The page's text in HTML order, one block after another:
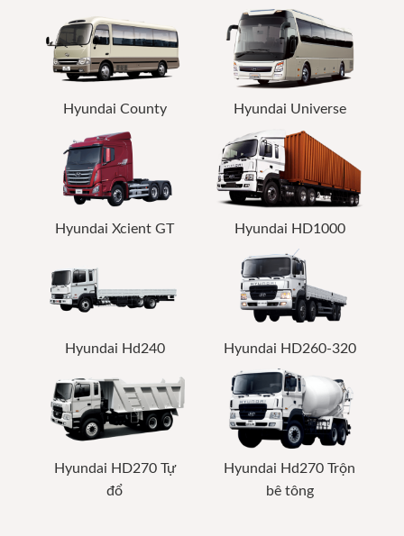
Hyundai County Hyundai Universe
Hyundai Xcient GT Hyundai HD1000
Hyundai Hd240 Hyundai HD260-320
Hyundai HD270 Tự
đổ
Hyundai Hd270 Trộn
bê tông